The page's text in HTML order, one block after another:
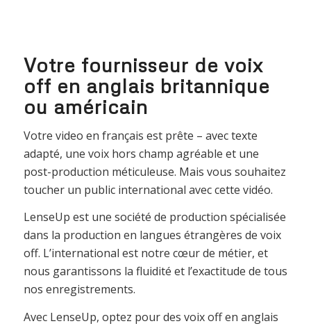
Votre fournisseur de voix
off en anglais britannique
ou américain
Votre video en français est prête – avec texte
adapté, une voix hors champ agréable et une
post-production méticuleuse. Mais vous souhaitez
toucher un public international avec cette vidéo.
LenseUp est une société de production spécialisée
dans la production en langues étrangères de voix
off. L’international est notre cœur de métier, et
nous garantissons la fluidité et l’exactitude de tous
nos enregistrements.
Avec LenseUp, optez pour des voix off en anglais